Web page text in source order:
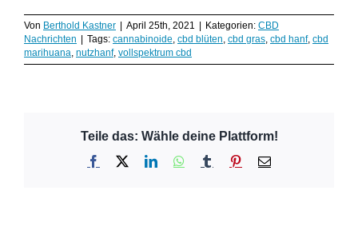
Von Berthold Kastner | April 25th, 2021 | Kategorien: CBD
Nachrichten | Tags: cannabinoide, cbd blüten, cbd gras, cbd hanf, cbd
marihuana, nutzhanf, vollspektrum cbd
Teile das: Wähle deine Plattform!
Facebook LinkedInWhatsApp
Tumblr Pinterest
E-